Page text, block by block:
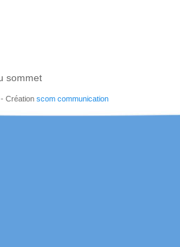
sommet
- Création scom communication